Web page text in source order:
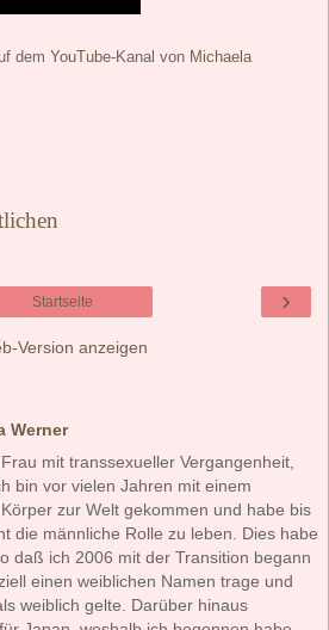
dem YouTube-Kanal von Michaela
›
Startseite
Version anzeigen
Werner
mit transsexueller Vergangenheit,
bin vor vielen Jahren mit einem
zur Welt gekommen und habe bis
die männliche Rolle zu leben. Dies habe
daß ich 2006 mit der Transition begann
einen weiblichen Namen trage und
weiblich gelte. Darüber hinaus